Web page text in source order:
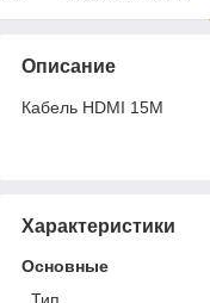
Описание
Кабель HDMI 15M
Характеристики
Основные
Тип